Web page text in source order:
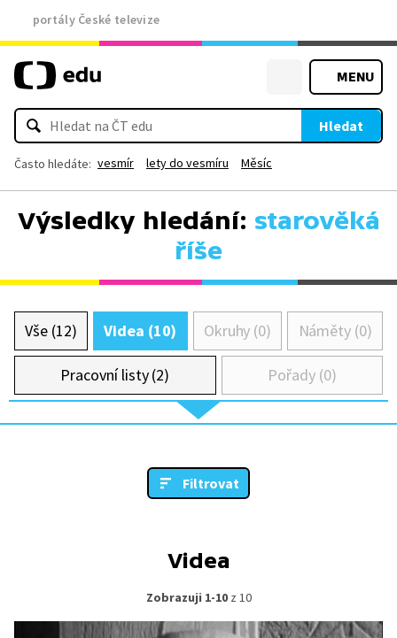
portály České televize
MENU
Hledat
Často hledáte: vesmír lety do vesmíru Měsíc
Výsledky hledání: starověká
říše
Vše (12) Videa (10) Okruhy (0) Náměty (0)
Pracovní listy (2) Pořady (0)
Filtrovat
Videa
Zobrazuji 1-10z 10